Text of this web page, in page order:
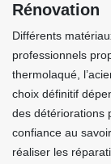
Rénovation
Différents
professionnels
thermolaqué,
choix définitif
des détériorations
confiance au
réaliser les